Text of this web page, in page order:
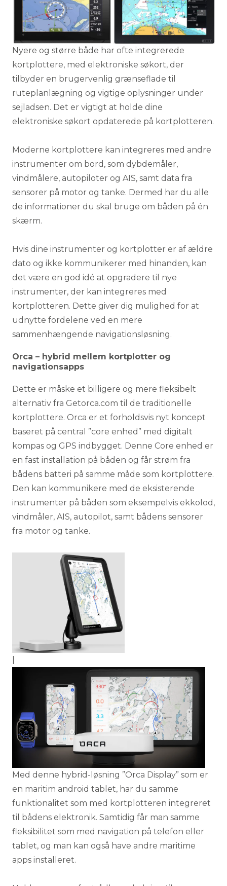
Nyere og større både har ofte integrerede
kortplottere, med elektroniske søkort, der
tilbyder en brugervenlig grænseflade til
ruteplanlægning og vigtige oplysninger under
sejladsen. Det er vigtigt at holde dine
elektroniske søkort opdaterede på kortplotteren.
Moderne kortplottere kan integreres med andre
instrumenter om bord, som dybdemåler,
vindmålere, autopiloter og AIS, samt data fra
sensorer på motor og tanke. Dermed har du alle
de informationer du skal bruge om båden på én
skærm.
Hvis dine instrumenter og kortplotter er af ældre
dato og ikke kommunikerer med hinanden, kan
det være en god idé at opgradere til nye
instrumenter, der kan integreres med
kortplotteren. Dette giver dig mulighed for at
udnytte fordelene ved en mere
sammenhængende navigationsløsning.
Orca – hybrid mellem kortplotter og
navigationsapps
Dette er måske et billigere og mere fleksibelt
alternativ fra Getorca.com til de traditionelle
kortplottere. Orca er et forholdsvis nyt koncept
baseret på central ”core enhed” med digitalt
kompas og GPS indbygget. Denne Core enhed er
en fast installation på båden og får strøm fra
bådens batteri på samme måde som kortplottere.
Den kan kommunikere med de eksisterende
instrumenter på båden som eksempelvis ekkolod,
vindmåler, AIS, autopilot, samt bådens sensorer
fra motor og tanke.
Med denne hybrid-løsning ”Orca Display” som er
en maritim android tablet, har du samme
funktionalitet som med kortplotteren integreret
til bådens elektronik. Samtidig får man samme
fleksibilitet som med navigation på telefon eller
tablet, og man kan også have andre maritime
apps installeret.